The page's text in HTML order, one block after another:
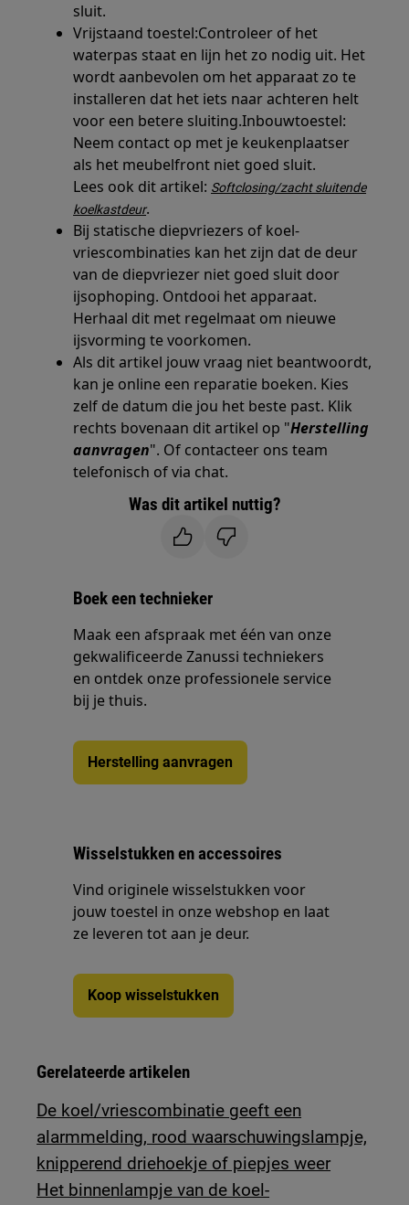
sluit.
Vrijstaand toestel:Controleer of het
waterpas staat en lijn het zo nodig uit. Het
wordt aanbevolen om het apparaat zo te
installeren dat het iets naar achteren helt
voor een betere sluiting.Inbouwtoestel:
Neem contact op met je keukenplaatser
als het meubelfront niet goed sluit.
Lees ook dit artikel: Softclosing/zacht sluitende
koelkastdeur.
Bij statische diepvriezers of koel-
vriescombinaties kan het zijn dat de deur
van de diepvriezer niet goed sluit door
ijsophoping. Ontdooi het apparaat.
Herhaal dit met regelmaat om nieuwe
ijsvorming te voorkomen.
Als dit artikel jouw vraag niet beantwoordt,
kan je online een reparatie boeken. Kies
zelf de datum die jou het beste past. Klik
rechts bovenaan dit artikel op "Herstelling
aanvragen". Of contacteer ons team
telefonisch of via chat.
Was dit artikel nuttig?
Boek een technieker
Maak een afspraak met één van onze
gekwalificeerde Zanussi techniekers
en ontdek onze professionele service
bij je thuis.
Herstelling aanvragen
Wisselstukken en accessoires
Vind originele wisselstukken voor
jouw toestel in onze webshop en laat
ze leveren tot aan je deur.
Koop wisselstukken
Gerelateerde artikelen
De koel/vriescombinatie geeft een
alarmmelding, rood waarschuwingslampje,
knipperend driehoekje of piepjes weer
Het binnenlampje van de koel-